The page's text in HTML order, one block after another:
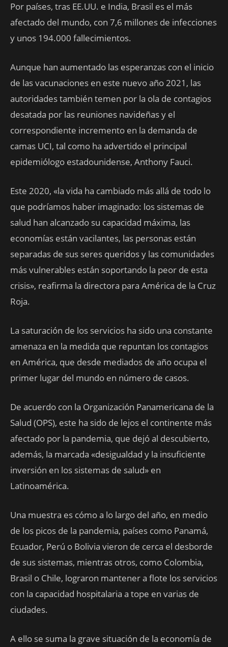
Por países, tras EE.UU. e India, Brasil es el más
afectado del mundo, con 7,6 millones de infecciones
y unos 194.000 fallecimientos.
Aunque han aumentado las esperanzas con el inicio
de las vacunaciones en este nuevo año 2021, las
autoridades también temen por la ola de contagios
desatada por las reuniones navideñas y el
correspondiente incremento en la demanda de
camas UCI, tal como ha advertido el principal
epidemiólogo estadounidense, Anthony Fauci.
Este 2020, «la vida ha cambiado más allá de todo lo
que podríamos haber imaginado: los sistemas de
salud han alcanzado su capacidad máxima, las
economías están vacilantes, las personas están
separadas de sus seres queridos y las comunidades
más vulnerables están soportando la peor de esta
crisis», reafirma la directora para América de la Cruz
Roja.
La saturación de los servicios ha sido una constante
amenaza en la medida que repuntan los contagios
en América, que desde mediados de año ocupa el
primer lugar del mundo en número de casos.
De acuerdo con la Organización Panamericana de la
Salud (OPS), este ha sido de lejos el continente más
afectado por la pandemia, que dejó al descubierto,
además, la marcada «desigualdad y la insuficiente
inversión en los sistemas de salud» en
Latinoamérica.
Una muestra es cómo a lo largo del año, en medio
de los picos de la pandemia, países como Panamá,
Ecuador, Perú o Bolivia vieron de cerca el desborde
de sus sistemas, mientras otros, como Colombia,
Brasil o Chile, lograron mantener a flote los servicios
con la capacidad hospitalaria a tope en varias de
ciudades.
A ello se suma la grave situación de la economía de